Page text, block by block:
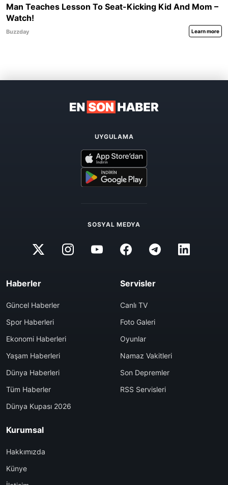
UYGULAMA
SOSYAL MEDYA
Haberler
Güncel Haberler
Spor Haberleri
Ekonomi Haberleri
Yaşam Haberleri
Dünya Haberleri
Tüm Haberler
Dünya Kupası 2026
Servisler
Canlı TV
Foto Galeri
Oyunlar
Namaz Vakitleri
Son Depremler
RSS Servisleri
Kurumsal
Hakkımızda
Künye